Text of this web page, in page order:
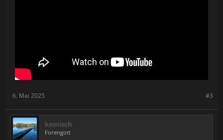
#3
6. Mai 2025
komisch
Forengott